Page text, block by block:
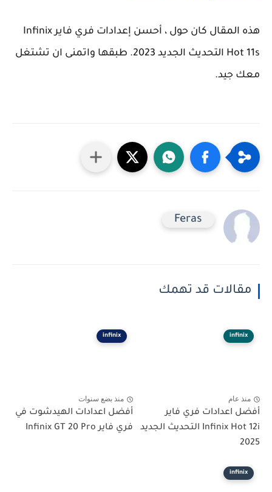
هذه المقال كان حول ، أحسن إعدادات فري فاير Infinix
Hot 11s التحديث الجديد 2023. طبقها واتمنى ان تشتغل
معك جيد.
Feras
مقالات قد تهمك
infinix
منذ عام
أفضل اعدادات فري فاير
Infinix Hot 12i التحديث الجديد
2025
infinix
منذ بضع سنوات
أفضل اعدادات الهيدشوت في
فري فاير Infinix GT 20 Pro
infinix